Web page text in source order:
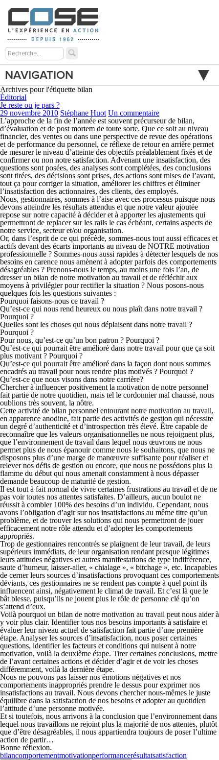
NAVIGATION
Archives pour l'étiquette bilan
Éditorial
Je reste ou je pars ?
29 novembre 2010 Stéphane Huot Un commentaire
L’approche de la fin de l’année est souvent précurseur de bilan,
d’évaluation et de post mortem de toute sorte. Que ce soit au niveau
financier, des ventes ou dans une perspective de revue des opérations
et de performance du personnel, ce réflexe de retour en arrière permet
de mesurer le niveau d’atteinte des objectifs préalablement fixés et de
confirmer ou non notre satisfaction. Advenant une insatisfaction, des
questions sont posées, des analyses sont complétées, des conclusions
sont tirées, des décisions sont prises, des actions sont mises de l’avant,
tout ça pour corriger la situation, améliorer les chiffres et éliminer
l’insatisfaction des actionnaires, des clients, des employés.
Nous, gestionnaires, sommes à l’aise avec ces processus puisque nous
devons atteindre les résultats attendus et que notre valeur ajoutée
repose sur notre capacité à décider et à apporter les ajustements qui
permettront de replacer sur les rails le cas échéant, certains aspects de
notre service, secteur et/ou organisation.
Or, dans l’esprit de ce qui précède, sommes-nous tout aussi efficaces et
actifs devant des écarts importants au niveau de NOTRE motivation
professionnelle ? Sommes-nous aussi rapides à détecter lesquels de nos
besoins en carence nous amènent à adopter parfois des comportements
désagréables ? Prenons-nous le temps, au moins une fois l’an, de
dresser un bilan de notre motivation au travail et de réfléchir aux
moyens à privilégier pour rectifier la situation ? Nous posons-nous
quelques fois les questions suivantes :
Pourquoi faisons-nous ce travail ?
Qu’est-ce qui nous rend heureux ou nous plaît dans notre travail ?
Pourquoi ?
Quelles sont les choses qui nous déplaisent dans notre travail ?
Pourquoi ?
Pour nous, qu’est-ce qu’un bon patron ? Pourquoi ?
Qu’est-ce qui pourrait être amélioré dans notre travail pour que ça soit
plus motivant ? Pour­quoi ?
Qu’est-ce qui pourrait être amélioré dans la façon dont nous sommes
encadrés au travail pour nous rendre plus motivés ? Pourquoi ?
Qu’est-ce que nous visons dans notre carrière?
Chercher à influencer positivement la motivation de notre personnel
fait partie de notre quotidien, mais tel le cordonnier mal chaussé, nous
oublions très souvent, la nôtre.
Cette activité de bilan personnel entourant notre motivation au travail,
en apparence anodine, fait partie des activités de gestion qui nécessite
un degré d’authenticité et d’introspection très élevé. Être capable de
reconnaître que les valeurs organisationnelles ne nous rejoignent plus,
que l’environnement de travail dans lequel nous œuvrons ne nous
permet plus de nous épanouir comme nous le souhaitons, que nous ne
disposons plus d’une marge de manœuvre suffisante pour réaliser et
relever nos défis de gestion ou encore, que nous ne possédons plus la
flamme du début qui nous amenait constamment à nous dépasser
demande beaucoup de maturité de gestion.
Il est tout à fait normal de vivre certaines frustrations au travail et de ne
pas voir toutes nos attentes satisfaites. D’ailleurs, aucun boulot ne
réussit à combler 100% des besoins d’un individu. Cependant, nous
avons l’obligation d’agir sur nos insatisfactions au même titre qu’un
problème, et de trouver les solutions qui nous permettront de jouer
efficacement notre rôle attendu et d’adopter les comportements
appropriés.
Trop de gestionnaires rencontrés se plaignent de leur travail, de leurs
supérieurs immédiats, de leur organisation rendant presque légitimes
leurs attitudes négatives et autres manifestations de type indifférence,
saute d’humeur, laisser-aller, « chialage », « bitchage », etc. Incapables
de cerner leurs sources d’insatisfactions provoquant ces comportements
déviants, ces gestionnaires ne se rendent pas compte à quel point ils
influencent ainsi, négativement le climat de travail. Et c’est là que le
bât blesse, puisqu’ils ne jouent plus le rôle de personne clé qu’on
s’attend d’eux.
Voilà pourquoi un bilan de notre motivation au travail peut nous aider à
y voir plus clair. Identifier tous nos besoins importants à satisfaire et
évaluer leur niveau actuel de satisfaction fait partie d’une première
étape. Analyser les sources d’insatisfaction, nous poser certaines
questions, identifier les facteurs et conditions qui nuisent à notre
motivation, voilà la deuxième étape. Tirer certaines conclusions, mettre
de l’avant certaines actions et décider d’agir et de voir les choses
différemment, voilà la dernière étape.
Nous ne pouvons pas laisser nos émotions négatives et nos
comportements inappropriés prendre le dessus pour exprimer nos
insatisfactions au travail. Nous devons chercher nous-mêmes le juste
équilibre dans la satisfaction de nos besoins et adopter au quotidien
l’attitude d’une personne motivée.
Et si toutefois, nous arrivons à la conclusion que l’environnement dans
lequel nous travaillons ne rejoint plus la majorité de nos attentes, plutôt
que d’être désagréables, il nous appartiendra toujours de poser l’ultime
action de partir…
Bonne réflexion.
bilancomportementmotivationperformancerésultatsatisfaction